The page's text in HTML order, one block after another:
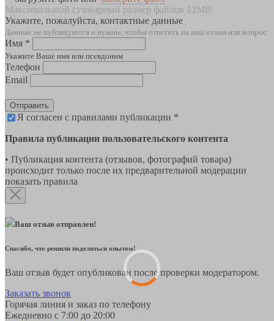
Максимальный суммарный размер файлов 12MB
Укажите, пожалуйста, контактные данные
Данные не публикуются и нужны, чтобы ответить на ваш отзыв или вопрос
Имя *
Укажите Ваше имя или псевдоним
Телефон
Email
Отправить
Я согласен с правилами публикации *
Правила публикации пользовательского контента
• Публикация контента (отзывов, фотографий товара)
происходит только после их предварительной модерации
показать правила
Ваш отзыв отправлен!
Спасибо, что решили поделиться опытом!
Ваш отзыв будет опубликован после проверки модератором.
Заказать звонок
Горячая линия и заказ по телефону
Ежедневно с 7:00 до 20:00